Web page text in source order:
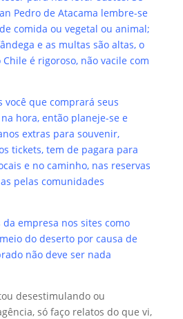
Pedro de Atacama lembre-se
comida ou vegetal ou animal;
e as multas são altas, o
é rigoroso, não vacile com
você que comprará seus
hora, então planeje-se e
extras para souvenir,
tickets, tem de pagara para
e no caminho, nas reservas
pelas comunidades
empresa nos sites como
do deserto por causa de
não deve ser nada
desestimulando ou
só faço relatos do que vi,